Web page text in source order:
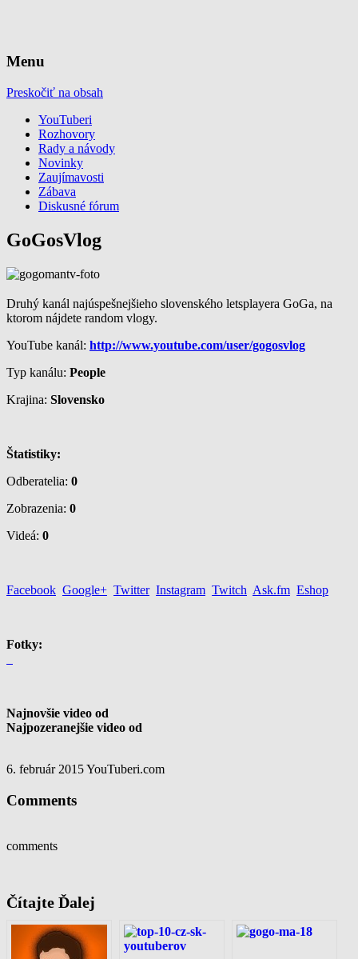
Menu
Preskočiť na obsah
YouTuberi
Rozhovory
Rady a návody
Novinky
Zaujímavosti
Zábava
Diskusné fórum
GoGosVlog
Druhý kanál najúspešnejšieho slovenského letsplayera GoGa, na
ktorom nájdete random vlogy.
YouTube kanál: http://www.youtube.com/user/gogosvlog
Typ kanálu: People
Krajina: Slovensko
Štatistiky:
Odberatelia: 0
Zobrazenia: 0
Videá: 0
Facebook Google+ Twitter Instagram Twitch Ask.fm Eshop
Fotky:
Najnovšie video od
Najpozeranejšie video od
6. február 2015YouTuberi.com
Comments
comments
Čítajte Ďalej